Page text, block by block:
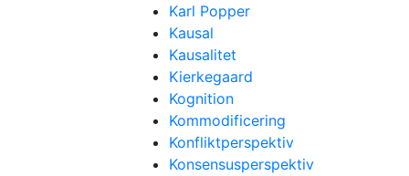
Karl Popper
Kausal
Kausalitet
Kierkegaard
Kognition
Kommodificering
Konfliktperspektiv
Konsensusperspektiv